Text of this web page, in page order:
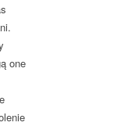
one